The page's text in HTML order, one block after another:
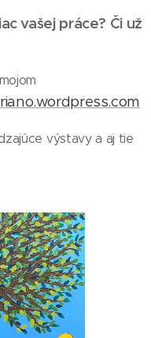
vašej práce? Či už
výstavy a aj tie